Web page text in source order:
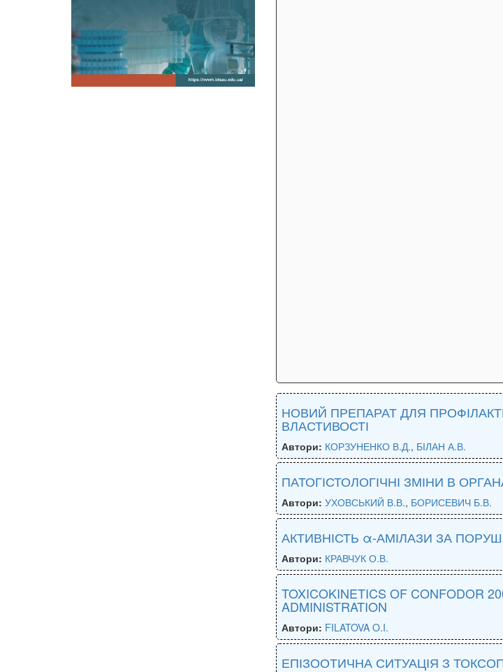
НОВИЙ ПРЕПАРАТ ДЛЯ
ВЛАСТИВОСТІ
Автори: КОРЗУНЕНКО В.Д., БІЛАН А.В.
ПАТОГІСТОЛОГІЧНІ ЗМІНИ В
Автори: УХОВСЬКИЙ В.В., БОРИСЕВИЧ Б.В.
АКТИВНІСТЬ α-АМІЛАЗИ ЗА
Автори: КРАВЧУК О.В.
TOXICOKINETICS OF CONFODOR
ADMINISTRATION
Автори: FILATOVA O.I.
ЕПІЗООТИЧНА СИТУАЦІЯ З